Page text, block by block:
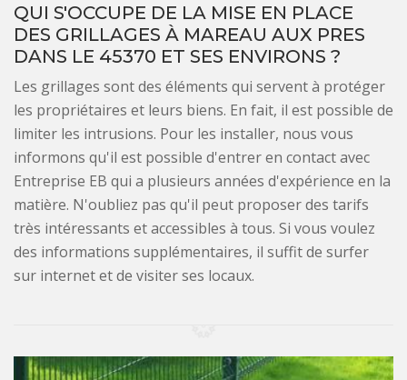
QUI S'OCCUPE DE LA MISE EN PLACE
DES GRILLAGES À MAREAU AUX PRES
DANS LE 45370 ET SES ENVIRONS ?
Les grillages sont des éléments qui servent à protéger
les propriétaires et leurs biens. En fait, il est possible de
limiter les intrusions. Pour les installer, nous vous
informons qu'il est possible d'entrer en contact avec
Entreprise EB qui a plusieurs années d'expérience en la
matière. N'oubliez pas qu'il peut proposer des tarifs
très intéressants et accessibles à tous. Si vous voulez
des informations supplémentaires, il suffit de surfer
sur internet et de visiter ses locaux.